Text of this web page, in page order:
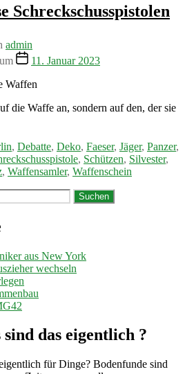
Schreckschusspistolen
admin
11. Januar 2023
die Waffe an, sondern auf den, der sie
, Debatte, Deko, Faeser, Jäger, Panzer,
, Schützen, Silvester,
, Waffensamler, Waffenschein
aus New York
wechseln
das eigentlich ?
für Dinge? Bodenfunde sind